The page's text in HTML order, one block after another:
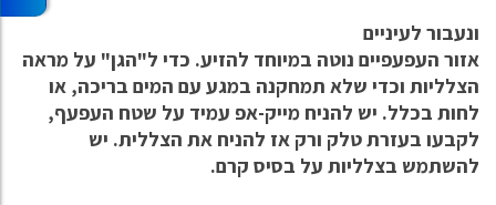
ונעבור לעיניים
אזור העפעפיים נוטה במיוחד להזיע. כדי ל"הגן" על מראה
הצלליות וכדי שלא תמחקנה במגע עם המים בריכה, או
לחות בכלל. יש להניח מייק-אפ עמיד על שטח העפעף,
לקבעו בעזרת טלק ורק אז להניח את הצללית. יש
להשתמש בצלליות על בסיס קרם.